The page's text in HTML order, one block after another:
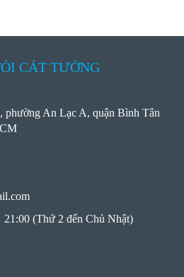
CÁT TƯỜNG
phường An Lạc A, quận Bình Tân
(Thứ 2 đến Chủ Nhật)